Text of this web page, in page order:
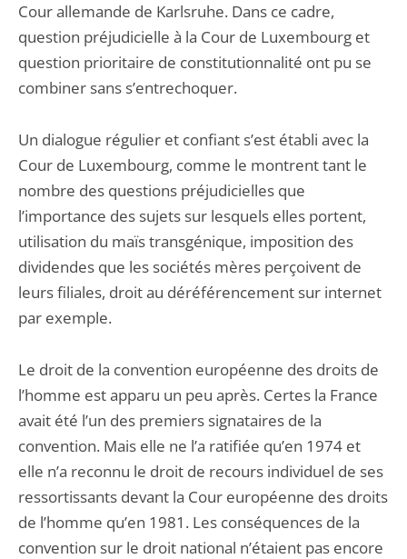
Cour allemande de Karlsruhe. Dans ce cadre,
question préjudicielle à la Cour de Luxembourg et
question prioritaire de constitutionnalité ont pu se
combiner sans s’entrechoquer.
Un dialogue régulier et confiant s’est établi avec la
Cour de Luxembourg, comme le montrent tant le
nombre des questions préjudicielles que
l’importance des sujets sur lesquels elles portent,
utilisation du maïs transgénique, imposition des
dividendes que les sociétés mères perçoivent de
leurs filiales, droit au déréférencement sur internet
par exemple.
Le droit de la convention européenne des droits de
l’homme est apparu un peu après. Certes la France
avait été l’un des premiers signataires de la
convention. Mais elle ne l’a ratifiée qu’en 1974 et
elle n’a reconnu le droit de recours individuel de ses
ressortissants devant la Cour européenne des droits
de l’homme qu’en 1981. Les conséquences de la
convention sur le droit national n’étaient pas encore